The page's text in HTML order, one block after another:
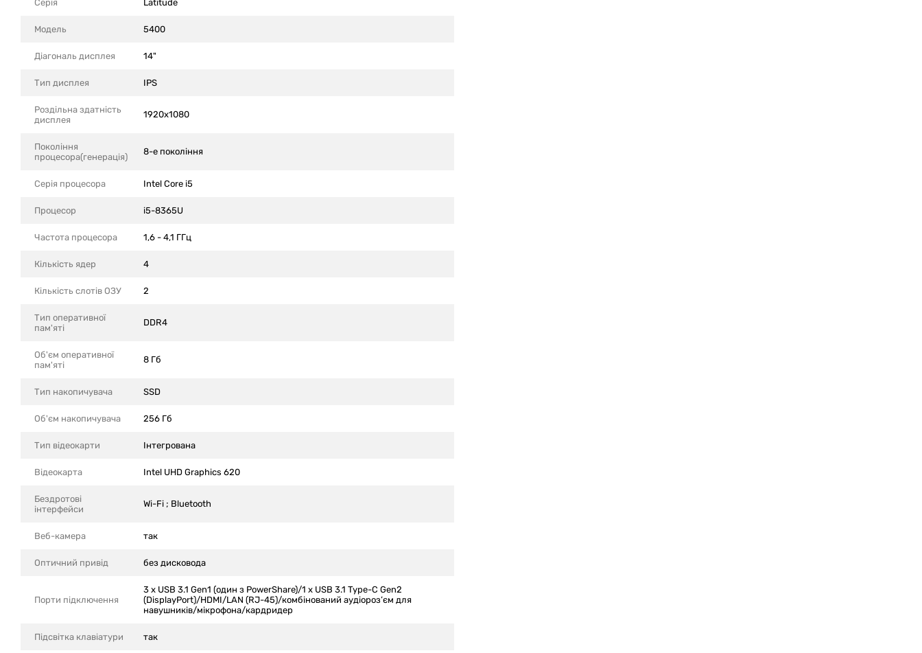
Серія Latitude
Модель 5400
Діагональ дисплея 14"
Тип дисплея IPS
Роздільна здатність
дисплея
1920x1080
Покоління
процесора(генерація)
8-е покоління
Серія процесора Intel Core i5
Процесор i5-8365U
Частота процесора 1,6 - 4,1 ГГц
Кількість ядер 4
Кількість слотів ОЗУ 2
Тип оперативної
пам'яті
DDR4
Об'єм оперативної
пам'яті
8 Гб
Тип накопичувача SSD
Об'єм накопичувача 256 Гб
Тип відеокарти Інтегрована
Відеокарта Intel UHD Graphics 620
Бездротові
інтерфейси
Wi-Fi ; Bluetooth
Веб-камера так
Оптичний привід без дисковода
Порти підключення
3 x USB 3.1 Gen1 (один з PowerShare)/1 x USB 3.1 Type-C Gen2
(DisplayPort)/HDMI/LAN (RJ-45)/комбінований аудіороз’єм для
навушників/мікрофона/кардридер
Підсвітка клавіатури так